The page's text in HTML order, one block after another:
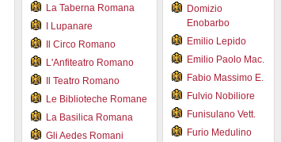
La Taberna Romana
I Lupanare
Il Circo Romano
L'Anfiteatro Romano
Il Teatro Romano
Le Biblioteche Romane
La Basilica Romana
Gli Aedes Romani
Domizio
Enobarbo
Emilio Lepido
Emilio Paolo Mac.
Fabio Massimo E.
Fulvio Nobiliore
Funisulano Vett.
Furio Medulino